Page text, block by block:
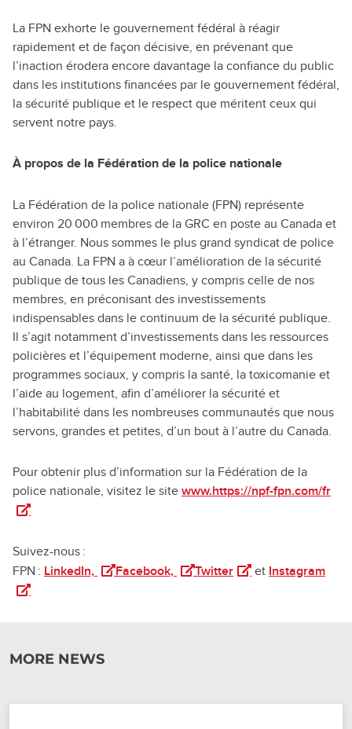
La FPN exhorte le gouvernement fédéral à réagir
rapidement et de façon décisive, en prévenant que
l’inaction érodera encore davantage la confiance du public
dans les institutions financées par le gouvernement fédéral,
la sécurité publique et le respect que méritent ceux qui
servent notre pays.
À propos de la Fédération de la police nationale
La Fédération de la police nationale (FPN) représente
environ 20 000 membres de la GRC en poste au Canada et
à l’étranger. Nous sommes le plus grand syndicat de police
au Canada. La FPN a à cœur l’amélioration de la sécurité
publique de tous les Canadiens, y compris celle de nos
membres, en préconisant des investissements
indispensables dans le continuum de la sécurité publique.
Il s’agit notamment d’investissements dans les ressources
policières et l’équipement moderne, ainsi que dans les
programmes sociaux, y compris la santé, la toxicomanie et
l’aide au logement, afin d’améliorer la sécurité et
l’habitabilité dans les nombreuses communautés que nous
servons, grandes et petites, d’un bout à l’autre du Canada.
Pour obtenir plus d’information sur la Fédération de la
police nationale, visitez le site www.https://npf-fpn.com/fr
Suivez-nous :
FPN : LinkedIn, (ouvre dans un nouvel onglet)
Facebook, (ouvre dans un nouvel onglet)
Twitter (ouvre dans un
et Instagram
MORE NEWS